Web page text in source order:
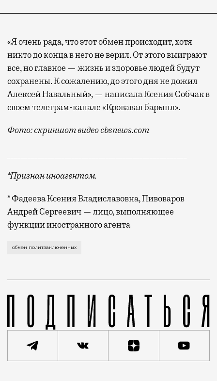
«Я очень рада, что этот обмен происходит, хотя
никто до конца в него не верил. От этого выиграют
все, но главное — жизнь и здоровье людей будут
сохранены. К сожалению, до этого дня не дожил
Алексей Навальный», — написала Ксения Собчак в
своем телеграм-канале «Кровавая барыня».
Фото: скриншот видео cbsnews.com
*Признан иноагентом.
* Фадеева Ксения Владиславовна, Пивоваров
Андрей Сергеевич — лицо, выполняющее
функции иностранного агента
обмен политзаключенных